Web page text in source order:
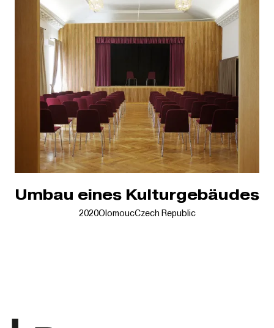
Umbau eines Kulturgebäudes
2020OlomoucCzech Republic